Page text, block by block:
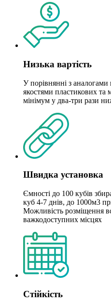
Низька вартість
У порівнянні з аналогами
якостями пластикових та
мінімум у два-три рази
Швидка установка
Ємності до 100 кубів
куб 4-7 днів, до 1000м3
Можливість розміщення
важкодоступних місцях
Стійкість